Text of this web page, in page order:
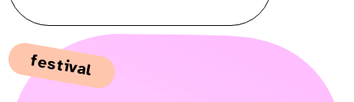
festival